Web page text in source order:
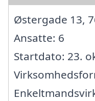
Østergade 13,
Ansatte: 6
Startdato: 23.